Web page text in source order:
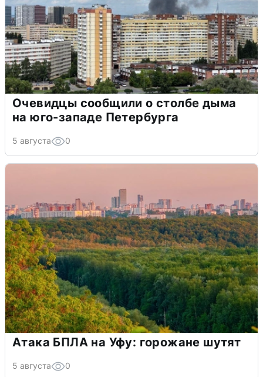
Очевидцы сообщили о столбе дыма
на юго-западе Петербурга
5 августа 0
Атака БПЛА на Уфу: горожане шутят
5 августа 0